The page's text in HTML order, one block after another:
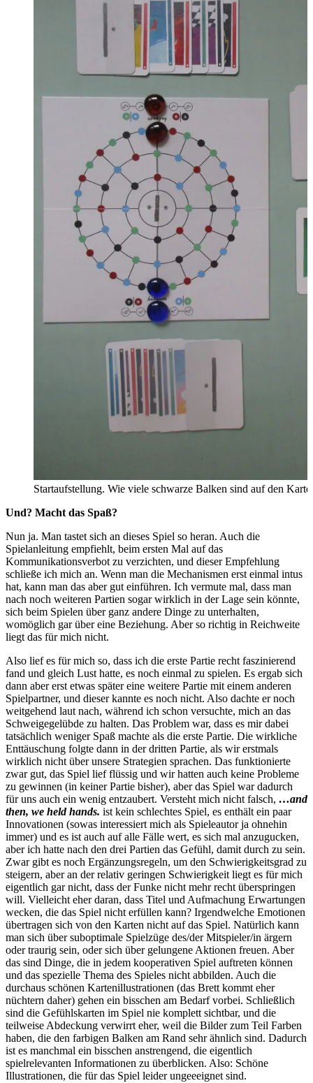
Startaufstellung. Wie viele schwarze Balken sind auf den
Und? Macht das Spaß?
Nun ja. Man tastet sich an dieses Spiel so heran. Auch die
Spielanleitung empfiehlt, beim ersten Mal auf das
Kommunikationsverbot zu verzichten, und dieser Empfehlung
schließe ich mich an. Wenn man die Mechanismen erst einmal intus
hat, kann man das aber gut einführen. Ich vermute mal, dass man
nach noch weiteren Partien sogar wirklich in der Lage sein könnte,
sich beim Spielen über ganz andere Dinge zu unterhalten,
womöglich gar über eine Beziehung. Aber so richtig in Reichweite
liegt das für mich nicht.
Also lief es für mich so, dass ich die erste Partie recht faszinierend
fand und gleich Lust hatte, es noch einmal zu spielen. Es ergab sich
dann aber erst etwas später eine weitere Partie mit einem anderen
Spielpartner, und dieser kannte es noch nicht. Also dachte er noch
weitgehend laut nach, während ich schon versuchte, mich an das
Schweigegelübde zu halten. Das Problem war, dass es mir dabei
tatsächlich weniger Spaß machte als die erste Partie. Die wirkliche
Enttäuschung folgte dann in der dritten Partie, als wir erstmals
wirklich nicht über unsere Strategien sprachen. Das funktionierte
zwar gut, das Spiel lief flüssig und wir hatten auch keine Probleme
zu gewinnen (in keiner Partie bisher), aber das Spiel war dadurch
für uns auch ein wenig entzaubert. Versteht mich nicht falsch, …and
then, we held hands. ist kein schlechtes Spiel, es enthält ein paar
Innovationen (sowas interessiert mich als Spieleautor ja ohnehin
immer) und es ist auch auf alle Fälle wert, es sich mal anzugucken,
aber ich hatte nach den drei Partien das Gefühl, damit durch zu sein.
Zwar gibt es noch Ergänzungsregeln, um den Schwierigkeitsgrad zu
steigern, aber an der relativ geringen Schwierigkeit liegt es für mich
eigentlich gar nicht, dass der Funke nicht mehr recht überspringen
will. Vielleicht eher daran, dass Titel und Aufmachung Erwartungen
wecken, die das Spiel nicht erfüllen kann? Irgendwelche Emotionen
übertragen sich von den Karten nicht auf das Spiel. Natürlich kann
man sich über suboptimale Spielzüge des/der Mitspieler/in ärgern
oder traurig sein, oder sich über gelungene Aktionen freuen. Aber
das sind Dinge, die in jedem kooperativen Spiel auftreten können
und das spezielle Thema des Spieles nicht abbilden. Auch die
durchaus schönen Kartenillustrationen (das Brett kommt eher
nüchtern daher) gehen ein bisschen am Bedarf vorbei. Schließlich
sind die Gefühlskarten im Spiel nie komplett sichtbar, und die
teilweise Abdeckung verwirrt eher, weil die Bilder zum Teil Farben
haben, die den farbigen Balken am Rand sehr ähnlich sind. Dadurch
ist es manchmal ein bisschen anstrengend, die eigentlich
spielrelevanten Informationen zu überblicken. Also: Schöne
Illustrationen, die für das Spiel leider ungeeeignet sind.